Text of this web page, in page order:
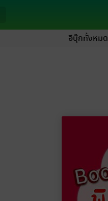
อีบุ๊กทั้งหมด